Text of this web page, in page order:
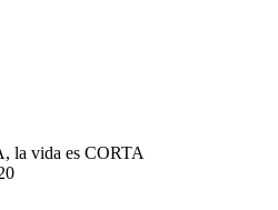
la vida es CORTA